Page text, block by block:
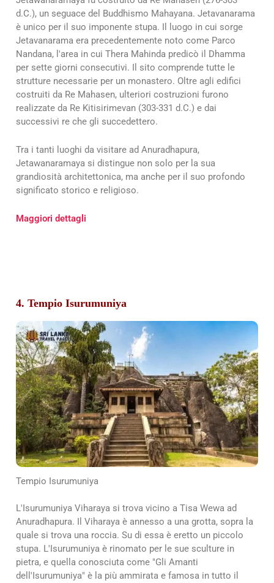
d.C.), un seguace del Buddhismo Mahayana. Jetavanarama
è unico per il suo imponente stupa. Il luogo in cui sorge
Jetavanarama era precedentemente noto come Parco
Nandana, l'area in cui Thera Mahinda predicò il Dhamma
per sette giorni consecutivi. Il sito comprende tutte le
strutture necessarie per un monastero. Oltre agli edifici
costruiti da Re Mahasen, ulteriori costruzioni furono
realizzate da Re Kitisirimevan (303-331 d.C.) e dai
successivi re che gli succedettero.
Tra i tanti luoghi da visitare ad Anuradhapura,
Jetawanaramaya si distingue non solo per la sua
grandiosità architettonica, ma anche per il suo profondo
significato storico e religioso.
Maggiori dettagli
4. Tempio Isurumuniya
Tempio Isurumuniya
L'Isurumuniya Viharaya si trova vicino a Tisa Wewa ad
Anuradhapura. Il Viharaya è annesso a una grotta, sopra la
quale si trova una roccia. Su di essa è eretto un piccolo
stupa. L'Isurumuniya è rinomato per le sue sculture in
pietra, e quella conosciuta come "Gli Amanti
dell'Isurumuniya" è la più ammirata e famosa in tutto il